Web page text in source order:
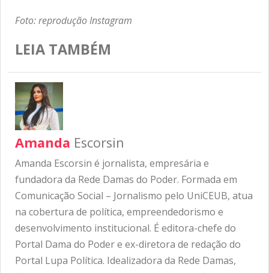
Foto: reprodução Instagram
LEIA TAMBÉM
Amanda Escorsin
Amanda Escorsin é jornalista, empresária e
fundadora da Rede Damas do Poder. Formada em
Comunicação Social – Jornalismo pelo UniCEUB, atua
na cobertura de política, empreendedorismo e
desenvolvimento institucional. É editora-chefe do
Portal Dama do Poder e ex-diretora de redação do
Portal Lupa Política. Idealizadora da Rede Damas,